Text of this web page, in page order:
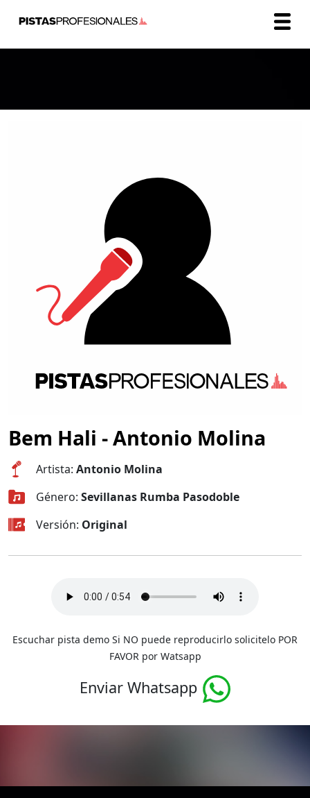
Bem Hali - Antonio Molina
Artista: Antonio Molina
Género: Sevillanas Rumba Pasodoble
Versión: Original
Escuchar pista demo Si NO puede reproducirlo solicitelo POR
FAVOR por Watsapp
Enviar Whatsapp